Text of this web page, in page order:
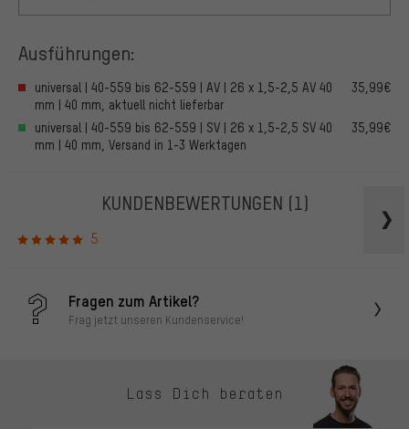
Ausführungen:
universal | 40-559 bis 62-559 | AV | 26 x 1,5-2,5 AV 40
mm | 40 mm, aktuell nicht lieferbar
35,99€
universal | 40-559 bis 62-559 | SV | 26 x 1,5-2,5 SV 40
mm | 40 mm, Versand in 1-3 Werktagen
35,99€
KUNDENBEWERTUNGEN (1)
5
Fragen zum Artikel?
Frag jetzt unseren Kundenservice!
Lass Dich beraten